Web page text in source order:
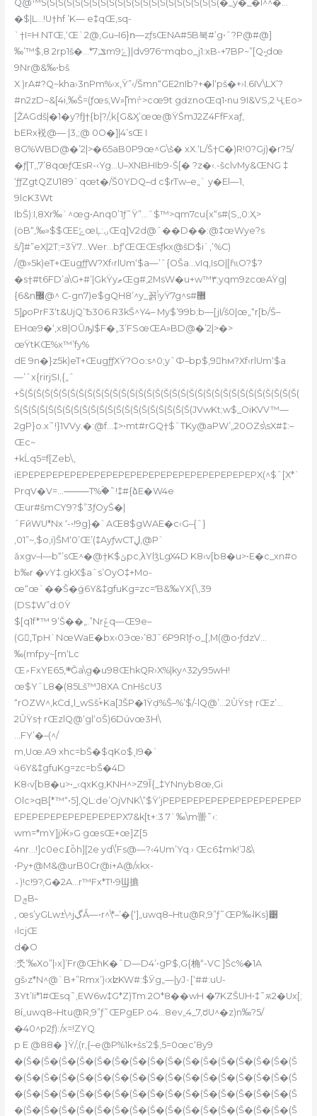
Q@™Š(Š(Š(Š(Š(Š(Š(Š(Š(Š(Š(Š(Š(Š(Š(Š(Š(Š(Š(Š(Š(�_y�_�I^^�…
�$|L…!U†hf ’K— e‡qŒ‚sq-
`†I=H NTŒ‚‘Œ`2@,Gu–I6}ո—zƒsŒNA#5B북#’g•ˆ?P@#@]
‰’™$‚8 2rp1š�…*ݏ;7mݻ9}|dv976ᱻmqbo_j1:xB-+7BP~”[Q-̭dœ
9Nr@&‰•bš
X )rA#?Q~kha›3nPm%›x‚Ÿ”‹/Šmn“GE2nIb?+�l‘pš�+›I.6IV\LX’?
#n2zD~&[4i,‰Š=(ƒœs‚W»߬[mٝ۳>cœ9t gǳnoŒq1•nu 9I&VS‚2 Ҷ;Eo>
[ŽAGdš|�1�y?fͿ†{b|?/,k{G&Ӽ’œœ@ŸŠmJ2Z4FfFxaƒ‚
bERx裞@— |3‚;@ 0O�]|4’sŒ I
8G%WBD@�’2|>�65aB0P9œ^G\š� xX.‘L/Š†C�)R!0?Gj)�r?5/
�ƒ[T‚,7’8qœƒŒsR-‹Yg…U–XNBHIb9-Š[� ?z�‹.-šclvMy&ŒNG ‡
‘ƒƒZgtQZU189`qœt�/Š0YDQ–d c$rTw–e„` y�El—1‚
9lcK3Wt
IbŠ):I,8Xr‰`^œg•Anq0’1ƒ˜Ÿ”…ˆ$™>qm7cu{x“s#(S,,0:Ҳ>
(öB“‚‰»$$ŒEݻœĻ:ۍŒq]V2d@ˆ��D��:@‡œWye?s
š/]#”eX|2T;=3Ÿ7…Wer…bƒ‘ŒŒŒsƒkx@šD$i`,’%C)
/@»5k)eT+ŒugƒƒW?Xf‹rlUm‘$a—’ˆ{OŠa…vIq,IsO|[ɦɩO?$?
�s†#t6FD’a\G+#’|GkŸyޠŒg#‚2MsW�u+w™۳;yqm9zcœAŸg|
{6&n޼@^ C-gn7)e$gQH8’^y_꼵ݳyŸ7g^s޽#
[5ϼoPrF3‘t&UjQ’Ѣ306.R3kŠ^Y4– My$’99b;b—[jI/š0|œ„“r[b/Š–
EHœ9�‘‚x8|OŨԡI$F�„3’FSœŒA»BD@�’2|>�>
œŸtKŒ%x™’fy%
dE 9n�}z5k)eT+ŒugƒƒXŸ?Oo:s^0;yˆФ–bp$‚9hм?Xf‹rlUm‘$a
—’ˆx{rirjSI,{„ˆ
+Š(Š(Š(Š(Š(Š(Š(Š(Š(Š(Š(Š(Š(Š(Š(Š(Š(Š(Š(Š(Š(Š(Š(Š(Š(Š(Š(Š(Š(Š(Š(Š(Š(
Š(Š(Š(Š(Š(Š(Š(Š(Š(Š(Š(Š(Š(Š(Š(Š(Š(Š(Š(Š(Š(JVwKt;w$_OiKVV™—
2gP}o.x˜!}1VVy.�:@f…‡>•mt#rGQ†$ˆTKy@aPW’„20OZs\sX#‡:–
Œc~
+kĹq5=f[Zeb\‚
iEPEPEPEPEPEPEPEPEPEPEPEPEPEPEPEPEPEPEPEPX(^$ˆ[X*`
PrqV�V=…⸻T%ؐ�˜!‡#{ձE�W4e
Œur#šmCY9?$”3ƒOyŠ�|
ˆFйWU*Nx ‘-•!9g}�`AŒ8$gWAE�c‹G–{ˆ}
‚01”~,$o,i)ŠM‘0’Œ’(‡AyƒwCTڸ,@P`
ǎxgv–I—b“’sŒ^�@†K$ݶpc,λYlǯLgX4D K8‹v[b8�u>•E�c_xn#o
b‰r �vY‡.gkX$aˆs’OyO‡+Mo-
œ“œ`��Š�ǵ6Y&‡gfuKg=zc=Ɓ&‰YX{\‚39
(DS‡W”d:0Ÿ
$[q1f*™ 9’Š��„.”Nrݞq—Œ9e–
(G,ُTpH`NœWaE�bx‹0Эœ›’8Jˆ6P9R1ƒ•o_[,M(@o•ƒdzV…
‰(mfpy~[m‘Lc
Œ۾FxYE܍,65Ğa\g�u98ŒhkQR›X%|ky^32y95wH!
œ$YˆL8�(85Lš™J8XA CnHšcU3
“rOZW^‚kCd„l_wSšۢ+Ka[JŠP�1Ÿḍ%Š–%’$/-lQ@’…2ŮŸs† rŒz’…
2ŮŸs† rŒzlQ@‘gl‘oŠ)6Dúvœ3H\
…FY’�–(^/
m,Uœ.A9 xhc=bŠ�$qKo$˱I9�`
ӵ6Y&‡gfuKg=zc=bŠ�4D
K8‹v[b8�u>•_‹qxKg,KNH^>Zآ9{_‡YNnyb8œ,Gi
Olc>qB[*™“•5],QL:de’OjVNK\”$Ÿ’jPEPEPEPEPEPEPEPEPEPEPEP
EPEPEPEPEPEPEPEPEPX7&k[t+:3 7`‰\m䍣˜‹:
wm=*mY]jӁ»G gœsŒ+œ]Z[5
4nr…!]c0ec߁ȫh][2e yd\’́Fs@—?‹4Um’Yq.› Œc6‡mk!’J&\
•Py+@M&@urB0Cr@i+A@/xkx-
؞)!c!9?,G�2A…r™Fx*T!•9Ϣ㩠
DݼB˵
‚ œs’yGLw±\^jڲǺ—•r^\*–’�{‘]„uwq8–Htu@R‚9”ƒ˜ŒP‰˨Ks}͹
›lcjŒ
d�O
:氼’‰Xo”|›x]’Fr@ŒhK�ˆD—D4’•gP$‚G{桷“-VC ]Šc%�1A
gš›z*N^@`B+”Rmx’)‹xʫKW#:$Ӯg„—|yJ۰[‘##:uU-
3Yt’Ii*1#Œsq˜‚EW6w‡G*Z)Tm.2O*8��wH �7KZŠUH•‡˜ѫ2�Ux[;
8ί„uwq8–Htu@R‚9”ƒ˜ŒPgEP.o4…8ev„4_7‚ರU^�z)n‰?5/
�40^p2ƒ):/x=!ZYQ
p E @88� }Ÿ/,(r,{–e@P%1k+šs’2$‚5=0œc‘8y9
�(Š�(Š�(Š�(Š�(Š�(Š�(Š�(Š�(Š�(Š�(Š�(Š�(Š�(Š�(Š�(Š
�(Š�(Š�(Š�(Š�(Š�(Š�(Š�(Š�(Š�(Š�(Š�(Š�(Š�(Š�(Š�(Š
�(Š�(Š�(Š�(Š�(Š�(Š�(Š�(Š�(Š�(Š�(Š�(Š�(Š�(Š�(Š�(Š
�(Š�(Š�(Š�(Š�(Š�(Š�(Š�(Š�(Š�(Š�(Š�(Š�(Š�(Š�(Š�(Š